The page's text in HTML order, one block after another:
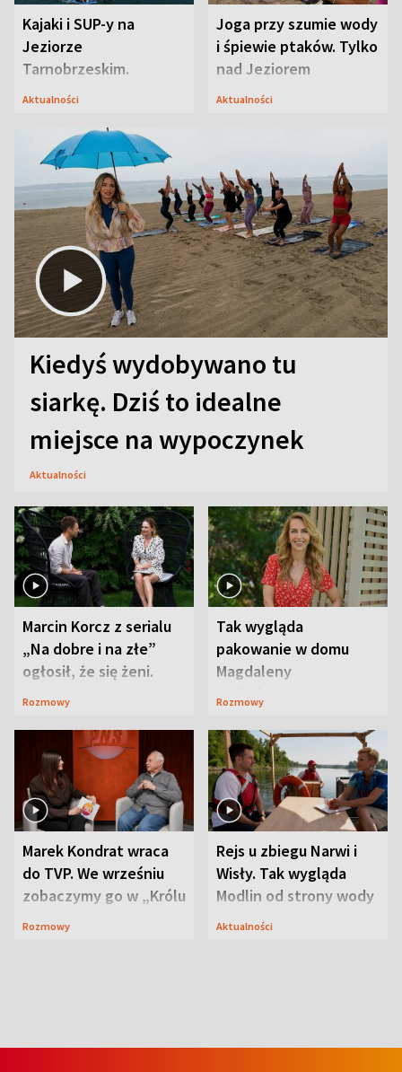
Kajaki i SUP-y na
Jeziorze
Tarnobrzeskim.
Przyrodnicy zwracają
Aktualności
Joga przy szumie wody
i śpiewie ptaków. Tylko
nad Jeziorem
Tarnobrzeskim
Aktualności
Kiedyś wydobywano tu
siarkę. Dziś to idealne
miejsce na wypoczynek
Aktualności
Marcin Korcz z serialu
„Na dobre i na złe”
ogłosił, że się żeni.
Zdradził, co zmienił
Rozmowy
Tak wygląda
pakowanie w domu
Magdaleny
Waligórskiej-Lisieckiej.
Rozmowy
Marek Kondrat wraca
do TVP. We wrześniu
zobaczymy go w „Królu
Rozmowy
Rejs u zbiegu Narwi i
Wisły. Tak wygląda
Modlin od strony wody
Aktualności